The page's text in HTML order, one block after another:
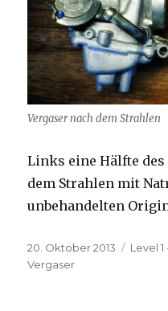
Vergaser nach dem Strahlen
Links eine Hälfte
dem Strahlen mit
unbehandelten
Veröffentlicht
am
20. Oktober 2013 Level
Vergaser